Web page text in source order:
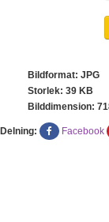
Bildformat: JPG
Storlek: 39 KB
Bilddimension:
Delning: Facebook